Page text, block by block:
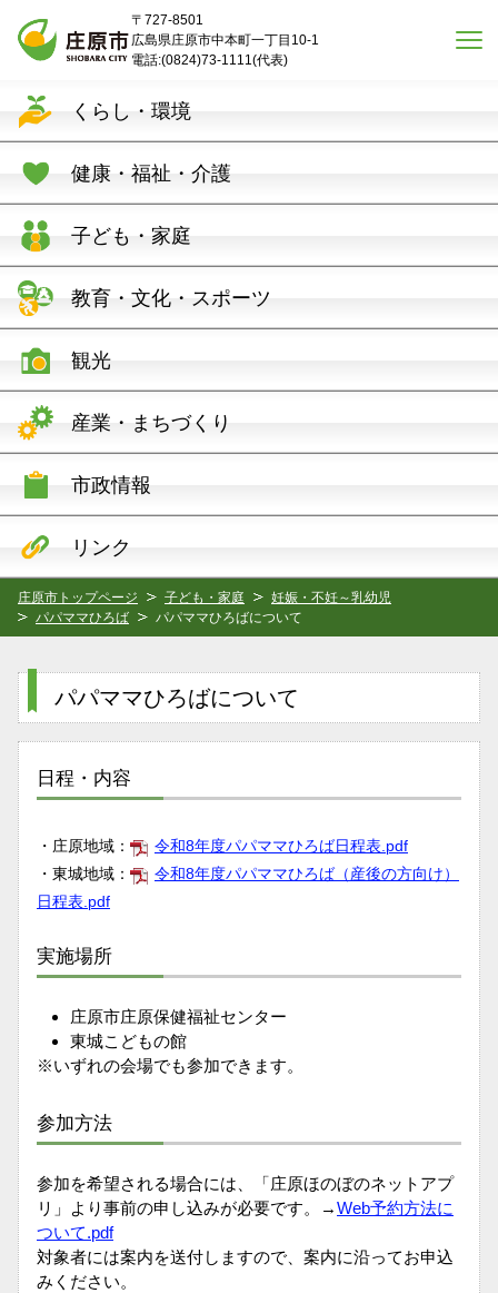
〒727-8501
広島県庄原市中本町一丁目10-1
電話:(0824)73-1111(代表)
くらし・環境
健康・福祉・介護
子ども・家庭
教育・文化・スポーツ
観光
産業・まちづくり
市政情報
リンク
庄原市トップページ 子ども・家庭
妊娠・不妊～乳幼児
パパママひろば
パパママひろばについて
パパママひろばについて
日程・内容
・庄原地域：
令和8年度パパママひろば日程表.pdf
・東城地域：
令和8年度パパママひろば（産後の方向け）
日程表.pdf
実施場所
庄原市庄原保健福祉センター
東城こどもの館
※いずれの会場でも参加できます。
参加方法
参加を希望される場合には、「庄原ほのぼのネットアプ
リ」より事前の申し込みが必要です。→Web予約方法に
ついて.pdf
対象者には案内を送付しますので、案内に沿ってお申込
みください。